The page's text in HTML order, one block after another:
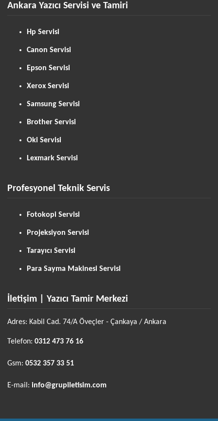
Ankara Yazıcı Servisi ve Tamiri
Hp Servisi
Canon Servisi
Epson Servisi
Xerox Servisi
Samsung Servisi
Brother Servisi
Oki Servisi
Lexmark Servisi
Profesyonel Teknik Servis
Fotokopi Servisi
Projeksiyon Servisi
Tarayıcı Servisi
Para Sayma Makinesi Servisi
İletişim | Yazıcı Tamir Merkezi
Adres: Kabil Cad. 74/A Öveçler - Çankaya / Ankara
Telefon: 0312 473 76 16
Gsm: 0532 357 33 51
E-mail: info@grupiletisim.com